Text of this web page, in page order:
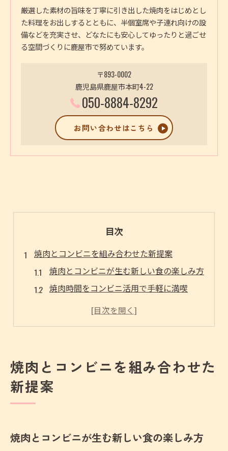
厳選した素材の旨味を丁寧に引き出した焼肉をはじめとし
た料理をお出しするとともに、半個室席や子連れ向けの設
備などを充実させ、どなたにも安心してゆったりと過ごせ
る空間づくりに鹿屋市で努めています。
〒893-0002
鹿児島県鹿屋市本町4-22
050-8884-8292
お問い合わせはこちら
目次
焼肉とコンビニを組み合わせた新提案
焼肉とコンビニが生む新しい食の楽しみ方
焼肉時間をコンビニ活用で手軽に満喫
焼肉とコンビニの組み合わせが人気の理由
焼肉の地元体験を手軽に楽しむコツ
焼肉とコンビニで地元ならではの味を満喫
焼肉とコンビニで広がる地元グルメ旅
焼肉とコンビニを組み合わせた
新提案
焼肉とコンビニが生む新しい食の楽しみ方